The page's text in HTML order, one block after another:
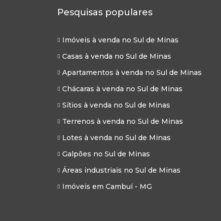
Pesquisas populares
Imóveis à venda no Sul de Minas
Casas à venda no Sul de Minas
Apartamentos à venda no Sul de Minas
Chácaras à venda no Sul de Minas
Sítios à venda no Sul de Minas
Terrenos à venda no Sul de Minas
Lotes à venda no Sul de Minas
Galpões no Sul de Minas
Áreas industriais no Sul de Minas
Imóveis em Cambuí - MG